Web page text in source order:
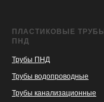
ПЛАСТИКОВЫЕ ТРУБЫ
ПНД
Трубы ПНД
Трубы водопроводные
Трубы канализационные